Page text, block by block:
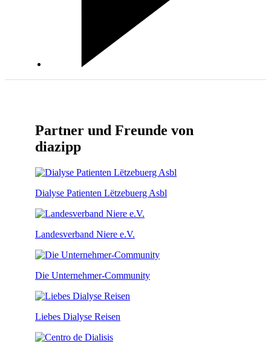
Partner und Freunde von
diazipp
Dialyse Patienten Lëtzebuerg Asbl
Landesverband Niere e.V.
Die Unternehmer-Community
Liebes Dialyse Reisen